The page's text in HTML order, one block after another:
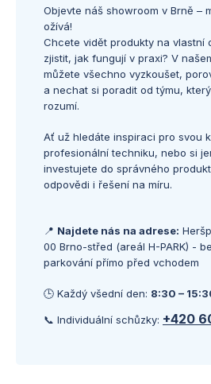
Objevte náš showroom v Brně –
ožívá!
Chcete vidět produkty na vlastní
zjistit, jak fungují v praxi? V
můžete všechno vyzkoušet,
a nechat si poradit od týmu,
rozumí.
Ať už hledáte inspiraci pro svou
profesionální techniku, nebo si
investujete do správného
odpovědi i řešení na míru.
📍 Najdete nás na adrese:
00 Brno-střed (areál H-PARK) -
parkování přímo před vchodem
🕒 Každý všední den: 8:30 –
📞 Individuální schůzky: +420